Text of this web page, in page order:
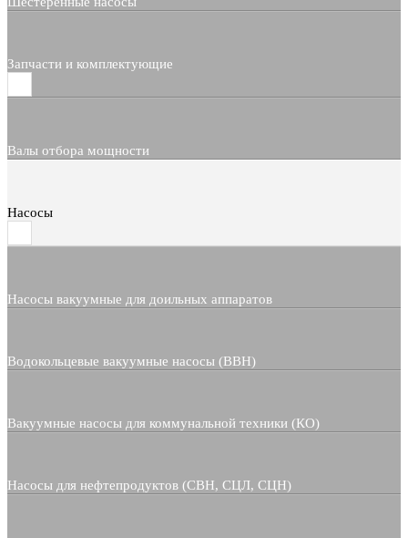
Запчасти и комплектующие
Валы отбора мощности
Насосы
Насосы вакуумные для доильных аппаратов
Водокольцевые вакуумные насосы (ВВН)
Вакуумные насосы для коммунальной техники (КО)
Насосы для нефтепродуктов (СВН, СЦЛ, СЦН)